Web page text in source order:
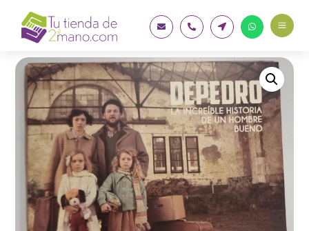
    a